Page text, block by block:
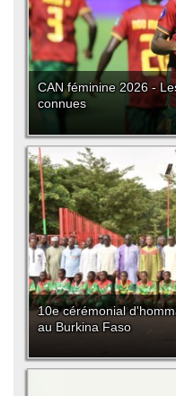
CAN féminine 2026 -
connues
10e cérémonial
au Burkina Faso